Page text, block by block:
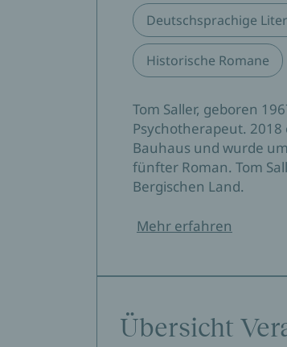
Deutschsprachige
Historische Romane
Tom Saller, geboren
Psychotherapeut.
Bauhaus und wurde
fünfter Roman. Tom
Bergischen Land.
Mehr erfahren
Übersicht